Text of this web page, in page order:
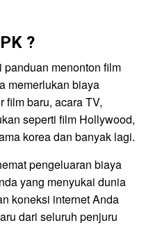
?
menonton film
memerlukan biaya
film baru, acara TV,
seperti film Hollywood,
korea dan banyak lagi.
pengeluaran biaya
yang menyukai dunia
koneksi internet Anda
dari seluruh penjuru